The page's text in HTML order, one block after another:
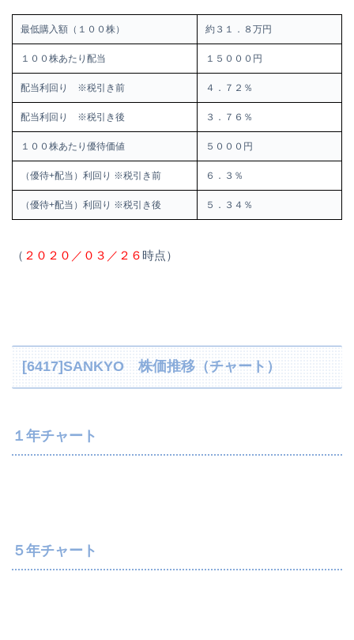
最低購入額（１００株） 約３１．８万円
１００株あたり配当 １５０００円
配当利回り ※税引き前 ４．７２％
配当利回り ※税引き後 ３．７６％
１００株あたり優待価値 ５０００円
（優待+配当）利回り ※税引き前 ６．３％
（優待+配当）利回り ※税引き後 ５．３４％
（ ２０２０／０３／２６時点）
[6417]SANKYO 株価推移（チャート）
１年チャート
５年チャート